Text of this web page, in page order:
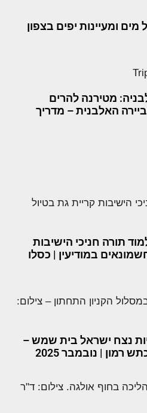
מים ומעיינות יפים בצפון
מטירנה להרים
האלבנית – מדריך
תורה חניכי הישיבות
במודיעין | כסלו
נצח ישראל בית שמש –
רמון | נובמבר 2025